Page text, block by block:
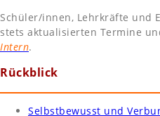
Schüler/innen, Lehrkräfte und
stets aktualisierten Termine
Intern.
Rückblick
Selbstbewusst und